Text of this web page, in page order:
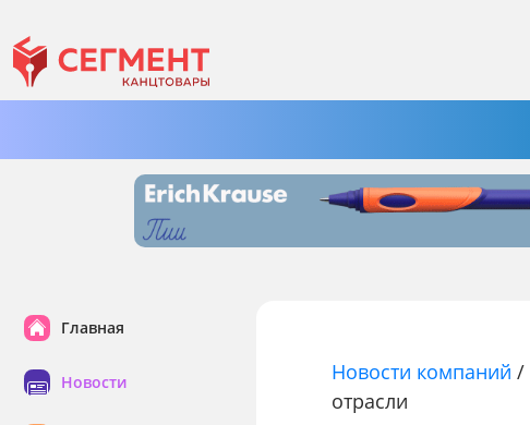
Главная
Новости Новости компаний /
отрасли